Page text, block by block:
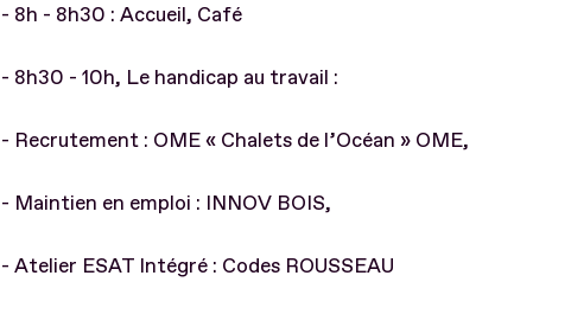
- 8h - 8h30 : Accueil, Café
- 8h30 - 10h, Le handicap au travail :
- Recrutement : OME « Chalets de l’Océan » OME,
- Maintien en emploi : INNOV BOIS,
- Atelier ESAT Intégré : Codes ROUSSEAU